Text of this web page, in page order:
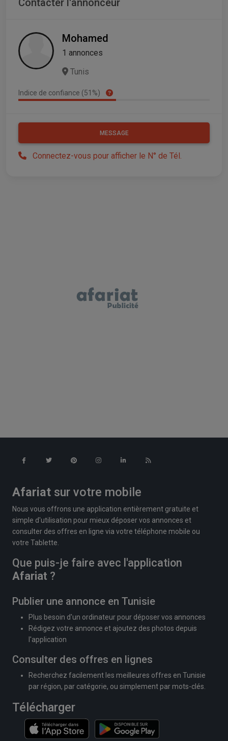
Contacter l'annonceur
Mohamed
1 annonces
Tunis
Indice de confiance (51%)
MESSAGE
Connectez-vous pour afficher le N° de Tél.
Afariat sur votre mobile
Nous vous offrons une application entièrement gratuite et
simple d'utilisation pour mieux déposer vos annonces et
consulter des offres en ligne via votre téléphone mobile ou
votre Tablette.
Que puis-je faire avec l'application
Afariat ?
Publier une annonce en Tunisie
Plus besoin d'un ordinateur pour déposer vos annonces
Rédigez votre annonce et ajoutez des photos depuis
l'application
Consulter des offres en lignes
Recherchez facilement les meilleures offres en Tunisie
par région, par catégorie, ou simplement par mots-clés.
Télécharger